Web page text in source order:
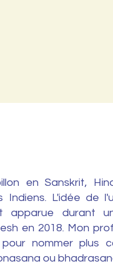
en Sanskrit,
Indiens. L'idée de
apparue durant
en 2018. Mon
nommer plus
ou